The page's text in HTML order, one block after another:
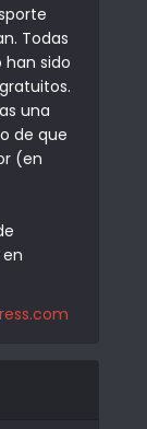
Todas
sido
una
de que
(en